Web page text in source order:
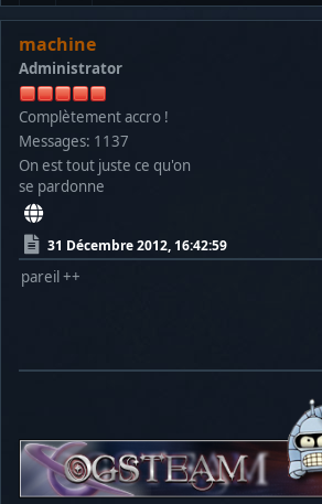
machine
Administrator
Complètement accro !
Messages: 1137
On est tout juste ce qu'on
se pardonne
31 Décembre 2012, 16:42:59
pareil ++